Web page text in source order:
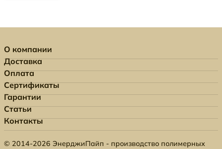
О компании
Доставка
Оплата
Сертификаты
Гарантии
Статьи
Контакты
© 2014-2026 ЭнерджиПайп - производство полимерных